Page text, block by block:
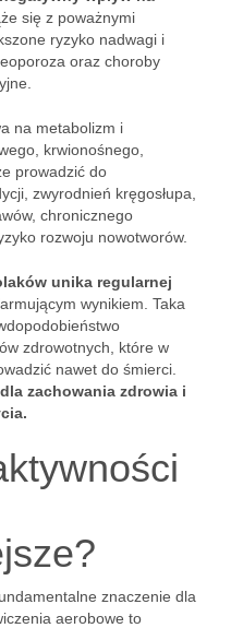
się z poważnymi
ryzyko nadwagi i
oraz choroby
na metabolizm i
krwionośnego,
prowadzić do
zwyrodnień kręgosłupa,
chronicznego
rozwoju nowotworów.
unika regularnej
wynikiem. Taka
zdrowotnych, które w
nawet do śmierci.
zachowania zdrowia i
znaczenie dla
aerobowe to